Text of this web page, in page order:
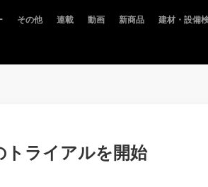
その他 連載 動画 新商品 建材・設備
トライアルを開始